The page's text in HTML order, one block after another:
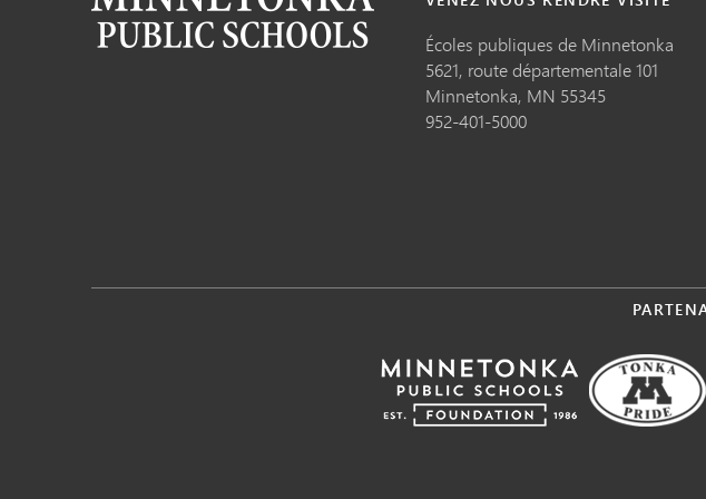
Écoles publiques de Minnetonka
5621, route départementale 101
Minnetonka, MN 55345
952-401-5000